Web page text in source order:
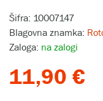
Šifra: 10007147
Blagovna znamka:
Zaloga: na zalogi
11,90 €